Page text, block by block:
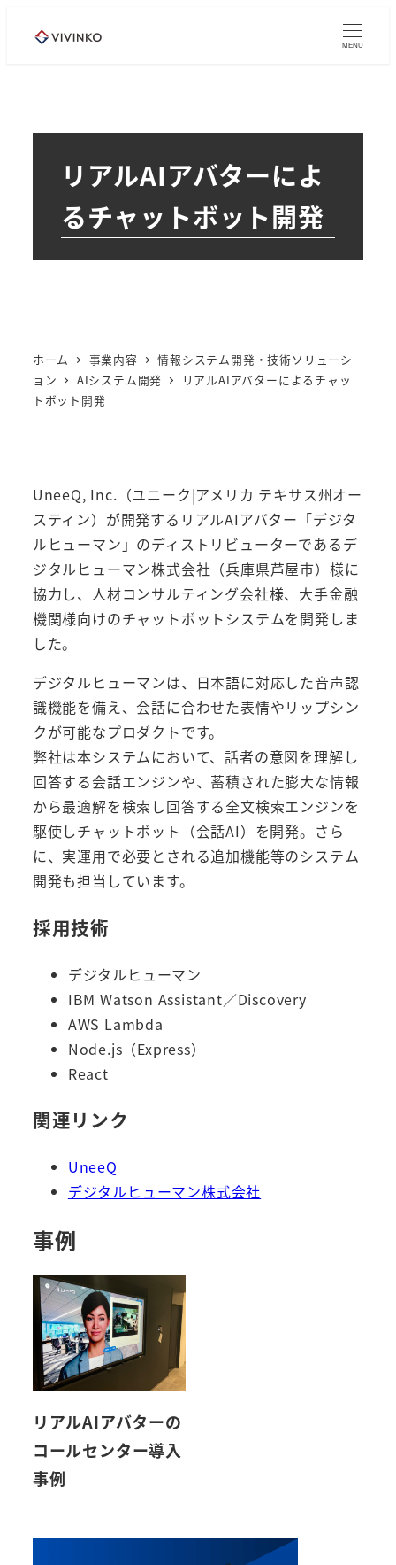
MENU
リアルAIアバターによ
るチャットボット開発
ホーム 事業内容
情報システム開発・技術ソリューシ
ョン
AIシステム開発
リアルAIアバターによるチャッ
トボット開発
UneeQ, Inc.（ユニーク|アメリカ テキサス州オー
スティン）が開発するリアルAIアバター「デジタ
ルヒューマン」のディストリビューターであるデ
ジタルヒューマン株式会社（兵庫県芦屋市）様に
協力し、人材コンサルティング会社様、大手金融
機関様向けのチャットボットシステムを開発しま
した。
デジタルヒューマンは、日本語に対応した音声認
識機能を備え、会話に合わせた表情やリップシン
クが可能なプロダクトです。
弊社は本システムにおいて、話者の意図を理解し
回答する会話エンジンや、蓄積された膨大な情報
から最適解を検索し回答する全文検索エンジンを
駆使しチャットボット（会話AI）を開発。さら
に、実運用で必要とされる追加機能等のシステム
開発も担当しています。
採用技術
デジタルヒューマン
IBM Watson Assistant／Discovery
AWS Lambda
Node.js（Express）
React
関連リンク
UneeQ
デジタルヒューマン株式会社
事例
リアルAIアバターの
コールセンター導入
事例